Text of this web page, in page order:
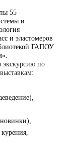
55
и
и эластомеров
ГАПОУ
экскурсию по